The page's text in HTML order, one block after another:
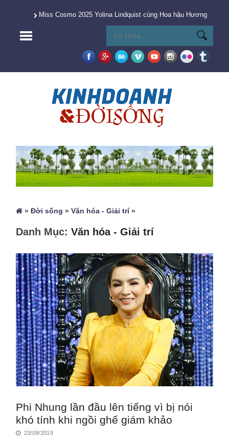
Miss Cosmo 2025 Yolina Lindquist cùng Hoa hậu Hương
»Đời sống »Văn hóa - Giải trí»
Danh Mục:Văn hóa - Giải trí
Phi Nhung lần đầu lên tiếng vì bị nói
khó tính khi ngồi ghế giám khảo
23/09/2019